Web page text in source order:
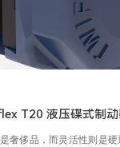
奢侈品，而灵活性则是